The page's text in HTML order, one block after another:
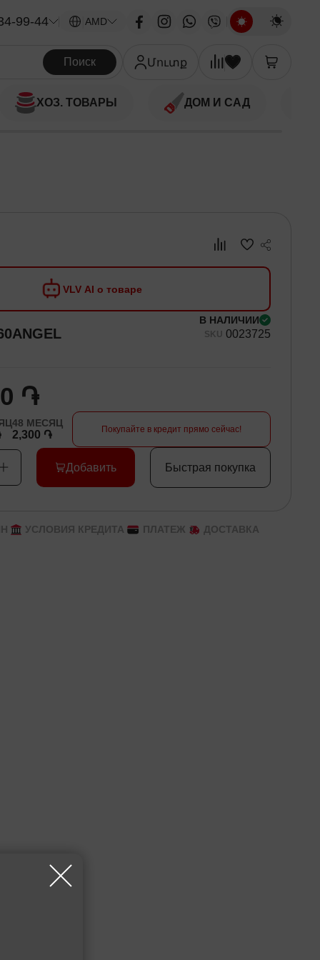
99-44 AMD
Поиск Մուտք
ХОЗ. ТОВАРЫ ДОМ И САД
VLV AI о товаре
В НАЛИЧИИ
SKU 0023725
֏
48 МЕСЯЦ
2,300 ֏ Покупайте в кредит прямо сейчас!
Добавить Быстрая покупка
УСЛОВИЯ КРЕДИТА ПЛАТЕЖ ДОСТАВКА